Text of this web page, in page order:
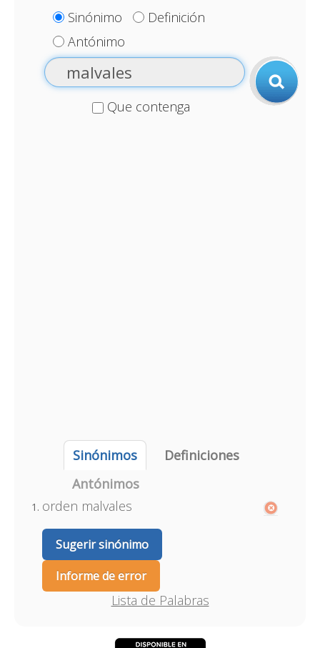
Sinónimo
Definición
Antónimo
Que contenga
Sinónimos
Definiciones
Antónimos
orden malvales
Sugerir sinónimo
Informe de error
Lista de Palabras